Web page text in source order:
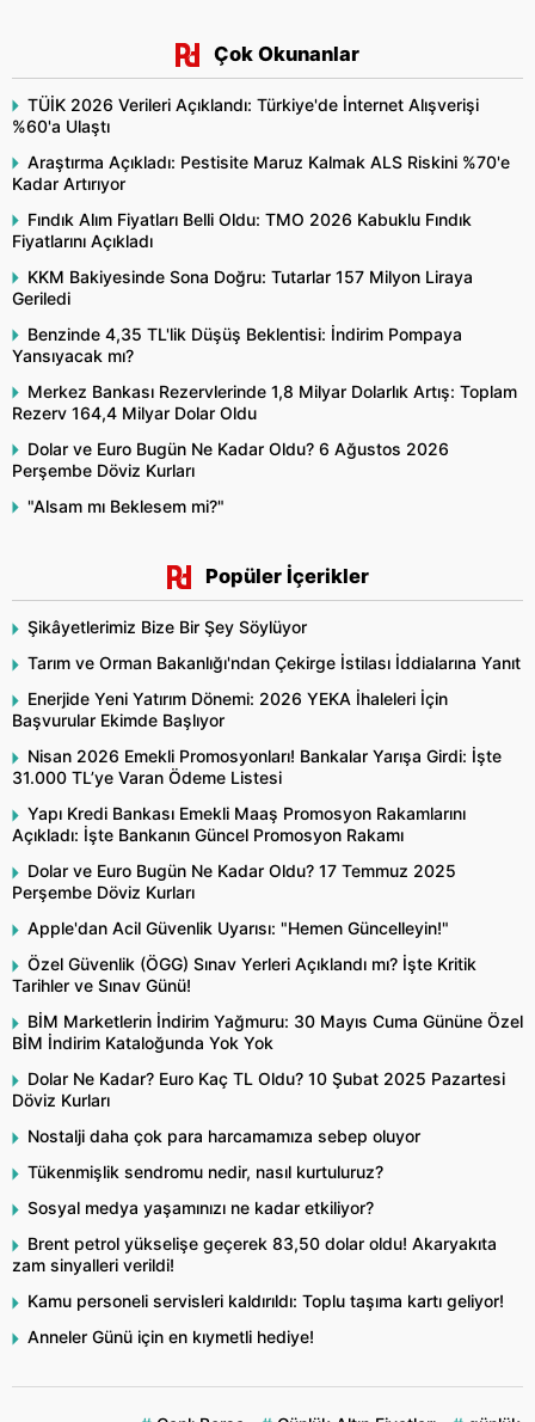
Çok Okunanlar
TÜİK 2026 Verileri Açıklandı: Türkiye'de İnternet Alışverişi
%60'a Ulaştı
Araştırma Açıkladı: Pestisite Maruz Kalmak ALS Riskini %70'e
Kadar Artırıyor
Fındık Alım Fiyatları Belli Oldu: TMO 2026 Kabuklu Fındık
Fiyatlarını Açıkladı
KKM Bakiyesinde Sona Doğru: Tutarlar 157 Milyon Liraya
Geriledi
Benzinde 4,35 TL'lik Düşüş Beklentisi: İndirim Pompaya
Yansıyacak mı?
Merkez Bankası Rezervlerinde 1,8 Milyar Dolarlık Artış: Toplam
Rezerv 164,4 Milyar Dolar Oldu
Dolar ve Euro Bugün Ne Kadar Oldu? 6 Ağustos 2026
Perşembe Döviz Kurları
"Alsam mı Beklesem mi?"
Popüler İçerikler
Şikâyetlerimiz Bize Bir Şey Söylüyor
Tarım ve Orman Bakanlığı'ndan Çekirge İstilası İddialarına Yanıt
Enerjide Yeni Yatırım Dönemi: 2026 YEKA İhaleleri İçin
Başvurular Ekimde Başlıyor
Nisan 2026 Emekli Promosyonları! Bankalar Yarışa Girdi: İşte
31.000 TL’ye Varan Ödeme Listesi
Yapı Kredi Bankası Emekli Maaş Promosyon Rakamlarını
Açıkladı: İşte Bankanın Güncel Promosyon Rakamı
Dolar ve Euro Bugün Ne Kadar Oldu? 17 Temmuz 2025
Perşembe Döviz Kurları
Apple'dan Acil Güvenlik Uyarısı: "Hemen Güncelleyin!"
Özel Güvenlik (ÖGG) Sınav Yerleri Açıklandı mı? İşte Kritik
Tarihler ve Sınav Günü!
BİM Marketlerin İndirim Yağmuru: 30 Mayıs Cuma Gününe Özel
BİM İndirim Kataloğunda Yok Yok
Dolar Ne Kadar? Euro Kaç TL Oldu? 10 Şubat 2025 Pazartesi
Döviz Kurları
Nostalji daha çok para harcamamıza sebep oluyor
Tükenmişlik sendromu nedir, nasıl kurtuluruz?
Sosyal medya yaşamınızı ne kadar etkiliyor?
Brent petrol yükselişe geçerek 83,50 dolar oldu! Akaryakıta
zam sinyalleri verildi!
Kamu personeli servisleri kaldırıldı: Toplu taşıma kartı geliyor!
Anneler Günü için en kıymetli hediye!